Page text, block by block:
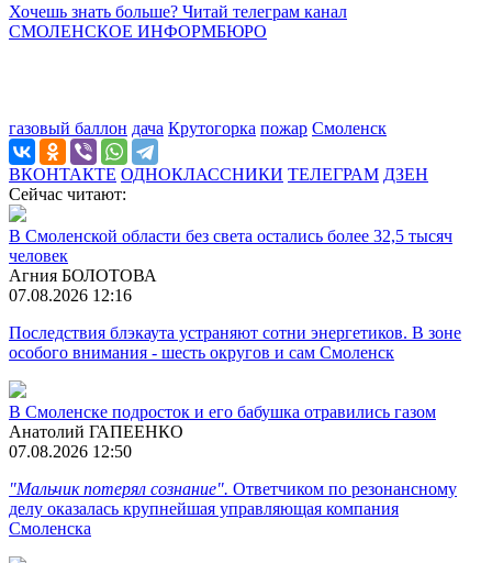
Хочешь знать больше? Читай телеграм канал
СМОЛЕНСКОЕ ИНФОРМБЮРО
газовый баллон дача Крутогорка пожар Смоленск
ВКОНТАКТЕ ОДНОКЛАССНИКИ ТЕЛЕГРАМ ДЗЕН
Сейчас читают:
В Смоленской области без света остались более 32,5 тысяч
человек
Агния БОЛОТОВА
07.08.2026 12:16
Последствия блэкаута устраняют сотни энергетиков. В зоне
особого внимания - шесть округов и сам Смоленск
В Смоленске подросток и его бабушка отравились газом
Анатолий ГАПЕЕНКО
07.08.2026 12:50
"Мальчик потерял сознание". Ответчиком по резонансному
делу оказалась крупнейшая управляющая компания
Смоленска